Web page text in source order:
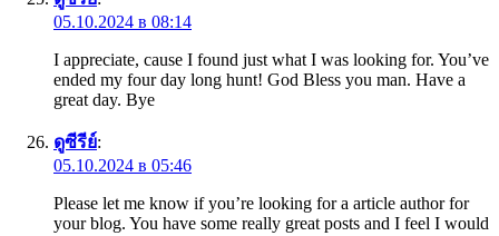
05.10.2024 в 08:14
I appreciate, cause I found just what I was looking for. You’ve
ended my four day long hunt! God Bless you man. Have a
great day. Bye
ดูซีรีย์:
05.10.2024 в 05:46
Please let me know if you’re looking for a article author for
your blog. You have some really great posts and I feel I would